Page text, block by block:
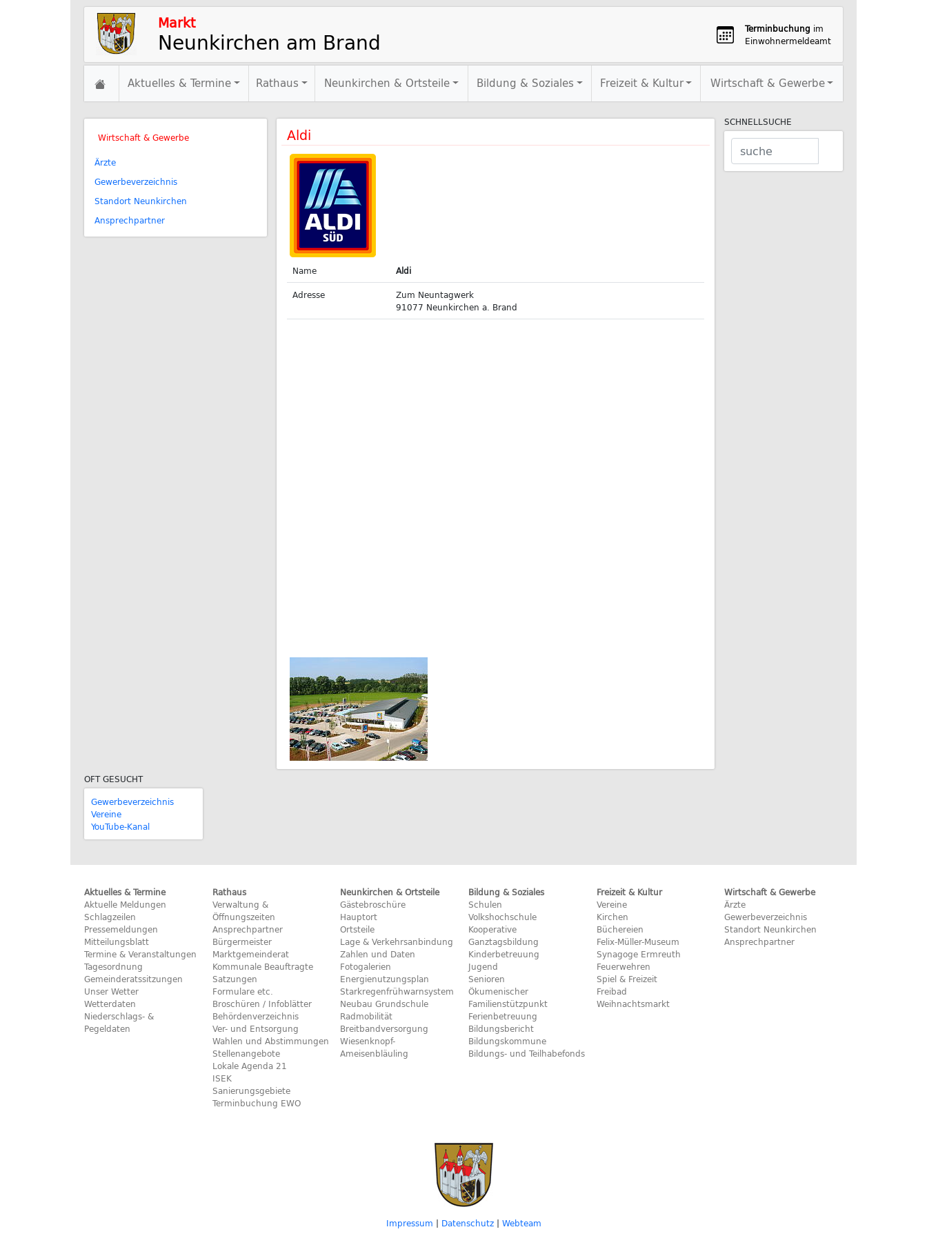
Markt
Neunkirchen am Brand Terminbuchung im
Einwohnermeldeamt
Aktuelles & Termine Rathaus Neunkirchen & Ortsteile Bildung & Soziales Freizeit & Kultur Wirtschaft & Gewerbe
Wirtschaft & Gewerbe
Ärzte
Gewerbeverzeichnis
Standort Neunkirchen
Ansprechpartner
Aldi
Name
Aldi
Adresse
Zum Neuntagwerk
91077 Neunkirchen a. Brand
SCHNELLSUCHE
OFT GESUCHT
Gewerbeverzeichnis
Vereine
YouTube-Kanal
Aktuelles & Termine
Aktuelle Meldungen
Schlagzeilen
Pressemeldungen
Mitteilungsblatt
Termine & Veranstaltungen
Tagesordnung
Gemeinderatssitzungen
Unser Wetter
Wetterdaten
Niederschlags- &
Pegeldaten
Rathaus
Verwaltung &
Öffnungszeiten
Ansprechpartner
Bürgermeister
Marktgemeinderat
Kommunale Beauftragte
Satzungen
Formulare etc.
Broschüren / Infoblätter
Behördenverzeichnis
Ver- und Entsorgung
Wahlen und Abstimmungen
Stellenangebote
Lokale Agenda 21
ISEK
Sanierungsgebiete
Terminbuchung EWO
Neunkirchen & Ortsteile
Gästebroschüre
Hauptort
Ortsteile
Lage & Verkehrsanbindung
Zahlen und Daten
Fotogalerien
Energienutzungsplan
Starkregenfrühwarnsystem
Neubau Grundschule
Radmobilität
Breitbandversorgung
Wiesenknopf-
Ameisenbläuling
Bildung & Soziales
Schulen
Volkshochschule
Kooperative
Ganztagsbildung
Kinderbetreuung
Jugend
Senioren
Ökumenischer
Familienstützpunkt
Ferienbetreuung
Bildungsbericht
Bildungskommune
Bildungs- und Teilhabefonds
Freizeit & Kultur
Vereine
Kirchen
Büchereien
Felix-Müller-Museum
Synagoge Ermreuth
Feuerwehren
Spiel & Freizeit
Freibad
Weihnachtsmarkt
Wirtschaft & Gewerbe
Ärzte
Gewerbeverzeichnis
Standort Neunkirchen
Ansprechpartner
Impressum | Datenschutz| Webteam